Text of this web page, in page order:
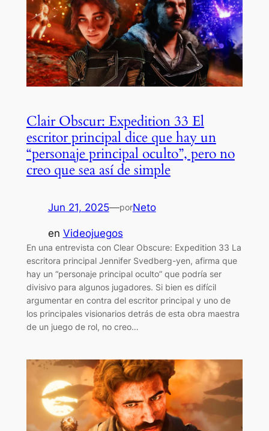
Clair Obscur: Expedition 33 El
escritor principal dice que hay un
“personaje principal oculto”, pero no
creo que sea así de simple
Jun 21, 2025—porNeto
en Videojuegos
En una entrevista con Clear Obscure: Expedition 33 La
escritora principal Jennifer Svedberg-yen, afirma que
hay un “personaje principal oculto” que podría ser
divisivo para algunos jugadores. Si bien es difícil
argumentar en contra del escritor principal y uno de
los principales visionarios detrás de esta obra maestra
de un juego de rol, no creo…